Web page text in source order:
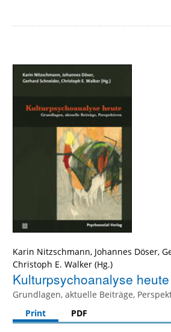
Karin Nitzschmann, Johannes Döser,
Christoph E. Walker
Kulturpsychoanalyse heute
Grundlagen, aktuelle Beiträge,
Print
PDF